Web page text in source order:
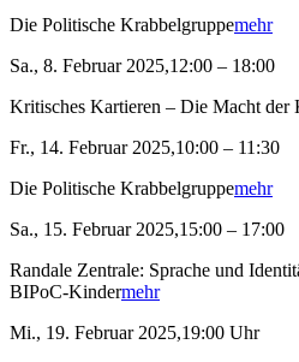
Die Politische Krabbelgruppemehr
Sa., 8. Februar 2025,12:00 – 18:00
Kritisches Kartieren – Die Macht der
Fr., 14. Februar 2025,10:00 – 11:30
Die Politische Krabbelgruppemehr
Sa., 15. Februar 2025,15:00 – 17:00
Randale Zentrale: Sprache und
BIPoC-Kindermehr
Mi., 19. Februar 2025,19:00 Uhr